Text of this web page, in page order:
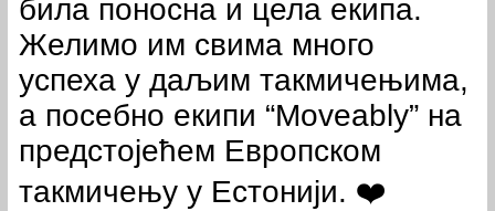
била поносна и цела екипа.
Желимо им свима много
успеха у даљим такмичењима,
а посебно екипи “Moveably” на
предстојећем Европском
такмичењу у Естонији. ❤️